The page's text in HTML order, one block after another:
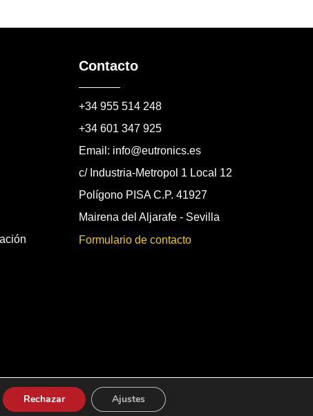
Contacto
+34 955 514 248
+34 601 347 925
Email: info@eutronics.es
c/ Industria-Metropol 1 Local 12
Polígono PISA C.P. 41927
Mairena del Aljarafe - Sevilla
Formulario de contacto
Rechazar Ajustes